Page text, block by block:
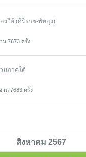
งใต้ (ศิริราช-พัทลุง)
น 7673 ครั้ง
มภาคใต้
อ่าน 7683 ครั้ง
สิงหาคม 2567